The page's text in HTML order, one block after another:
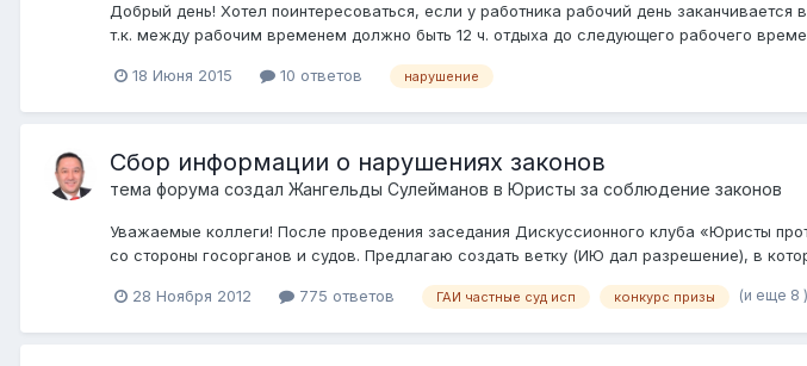
Добрый день! Хотел поинтересоваться, если у работника рабочий день
т.к. между рабочим временем должно быть 12 ч. отдыха до следующего рабочего
18 Июня 2015 10 ответов нарушение
Сбор информации о нарушениях законов
тема форума создал Жангельды Сулейманов в Юристы за соблюдение законов
Уважаемые коллеги! После проведения заседания Дискуссионного клуба «Юристы
со стороны госорганов и судов. Предлагаю создать ветку (ИЮ дал разрешение), в
28 Ноября 2012 775 ответов ГАИ частные суд исп конкурс призы (и еще 8 )